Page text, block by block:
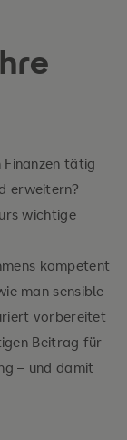
Finanzen tätig
erweitern?
wichtige
kompetent
man sensible
vorbereitet
Beitrag für
– und damit